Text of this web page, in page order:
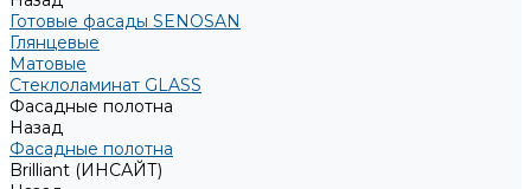
Готовые фасады SENOSAN
Глянцевые
Матовые
Стеклоламинат GLASS
Фасадные полотна
Назад
Фасадные полотна
Brilliant (ИНСАЙТ)